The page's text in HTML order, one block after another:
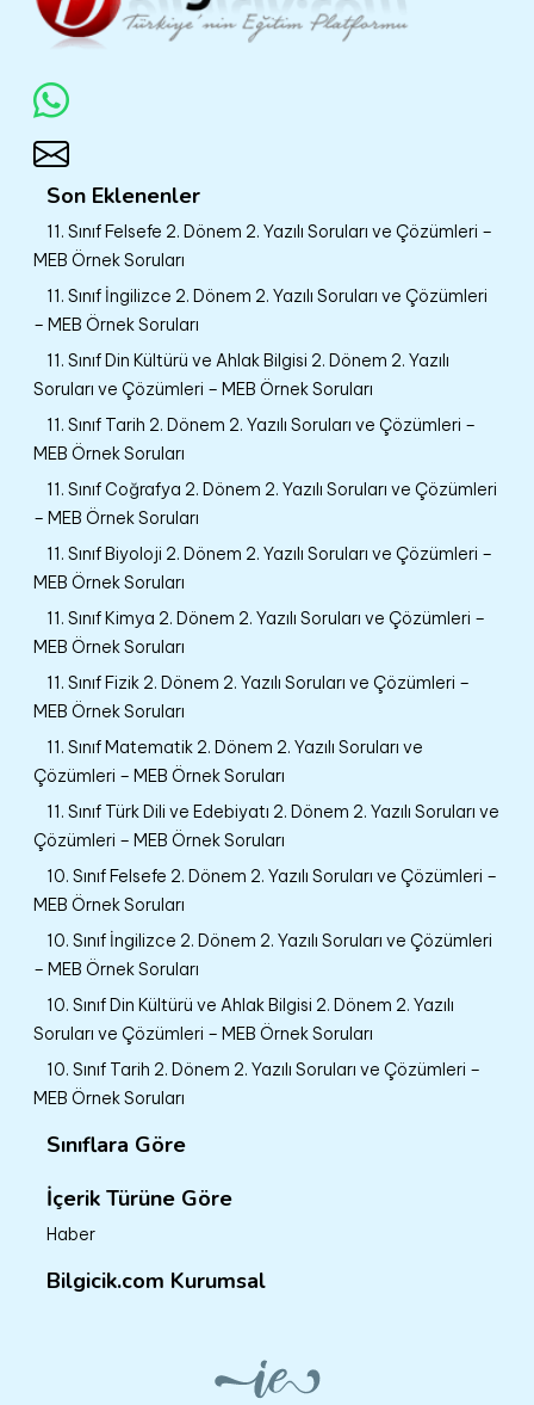
Son Eklenenler
11. Sınıf Felsefe 2. Dönem 2. Yazılı Soruları ve Çözümleri –
MEB Örnek Soruları
11. Sınıf İngilizce 2. Dönem 2. Yazılı Soruları ve Çözümleri
– MEB Örnek Soruları
11. Sınıf Din Kültürü ve Ahlak Bilgisi 2. Dönem 2. Yazılı
Soruları ve Çözümleri – MEB Örnek Soruları
11. Sınıf Tarih 2. Dönem 2. Yazılı Soruları ve Çözümleri –
MEB Örnek Soruları
11. Sınıf Coğrafya 2. Dönem 2. Yazılı Soruları ve Çözümleri
– MEB Örnek Soruları
11. Sınıf Biyoloji 2. Dönem 2. Yazılı Soruları ve Çözümleri –
MEB Örnek Soruları
11. Sınıf Kimya 2. Dönem 2. Yazılı Soruları ve Çözümleri –
MEB Örnek Soruları
11. Sınıf Fizik 2. Dönem 2. Yazılı Soruları ve Çözümleri –
MEB Örnek Soruları
11. Sınıf Matematik 2. Dönem 2. Yazılı Soruları ve
Çözümleri – MEB Örnek Soruları
11. Sınıf Türk Dili ve Edebiyatı 2. Dönem 2. Yazılı Soruları ve
Çözümleri – MEB Örnek Soruları
10. Sınıf Felsefe 2. Dönem 2. Yazılı Soruları ve Çözümleri –
MEB Örnek Soruları
10. Sınıf İngilizce 2. Dönem 2. Yazılı Soruları ve Çözümleri
– MEB Örnek Soruları
10. Sınıf Din Kültürü ve Ahlak Bilgisi 2. Dönem 2. Yazılı
Soruları ve Çözümleri – MEB Örnek Soruları
10. Sınıf Tarih 2. Dönem 2. Yazılı Soruları ve Çözümleri –
MEB Örnek Soruları
Sınıflara Göre
İçerik Türüne Göre
Haber
Bilgicik.com Kurumsal